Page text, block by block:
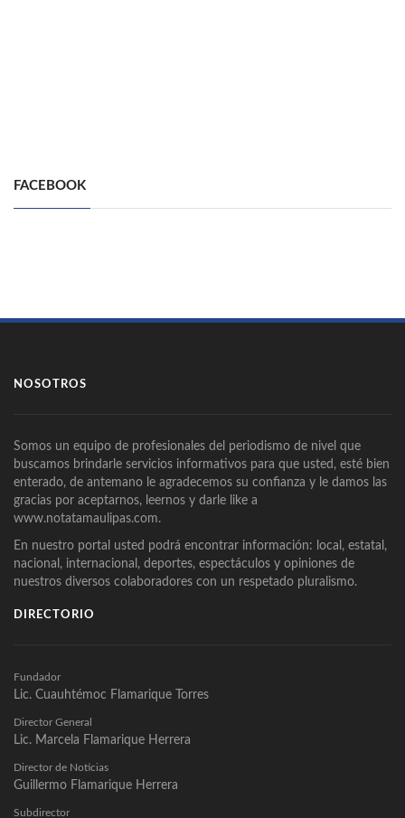
FACEBOOK
NOSOTROS
Somos un equipo de profesionales del periodismo de nivel que
buscamos brindarle servicios informativos para que usted, esté bien
enterado, de antemano le agradecemos su confianza y le damos las
gracias por aceptarnos, leernos y darle like a
www.notatamaulipas.com.
En nuestro portal usted podrá encontrar información: local, estatal,
nacional, internacional, deportes, espectáculos y opiniones de
nuestros diversos colaboradores con un respetado pluralismo.
DIRECTORIO
Fundador
Lic. Cuauhtémoc Flamarique Torres
Director General
Lic. Marcela Flamarique Herrera
Director de Noticias
Guillermo Flamarique Herrera
Subdirector